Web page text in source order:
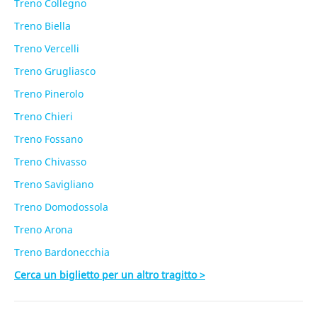
Treno Collegno
Treno Biella
Treno Vercelli
Treno Grugliasco
Treno Pinerolo
Treno Chieri
Treno Fossano
Treno Chivasso
Treno Savigliano
Treno Domodossola
Treno Arona
Treno Bardonecchia
Cerca un biglietto per un altro tragitto >